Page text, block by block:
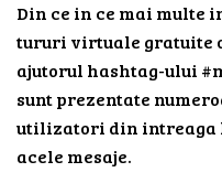
Din ce in ce mai
tururi virtuale gratuite
ajutorul hashtag-ului
sunt prezentate
utilizatori din intreaga
acele mesaje.